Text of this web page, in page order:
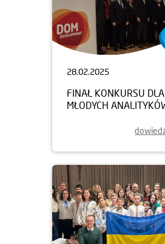
28.02.2025
FINAŁ KONKURSU DLA
MŁODYCH